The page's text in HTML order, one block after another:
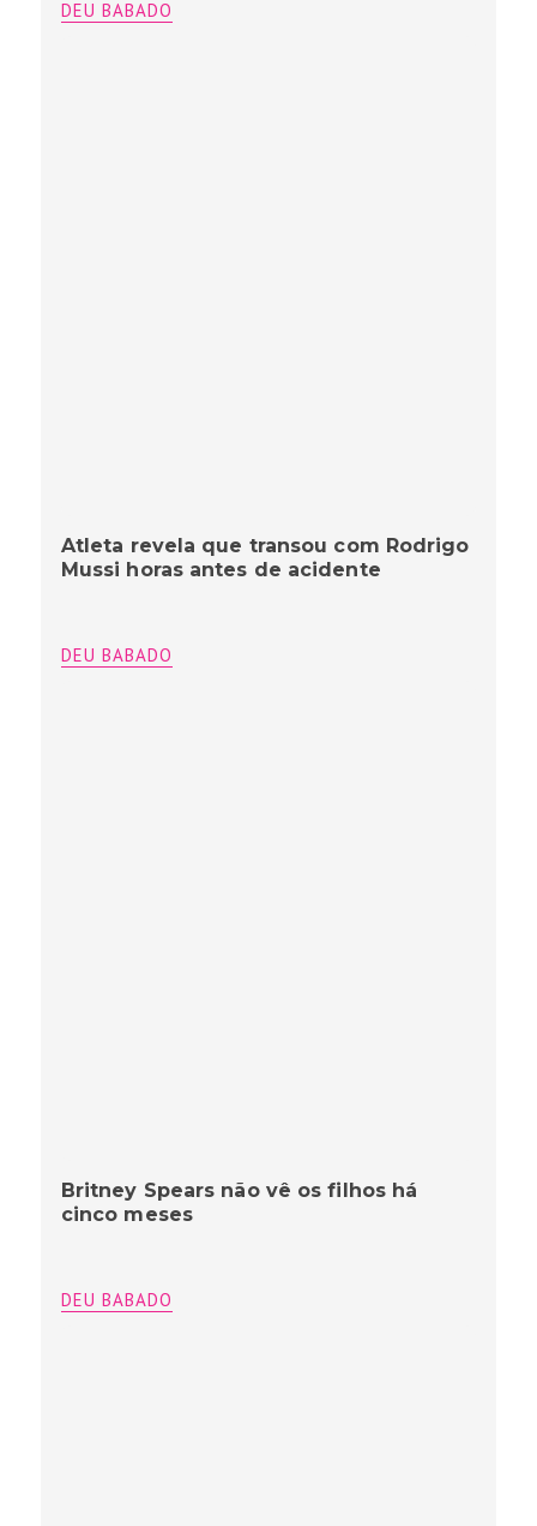
DEU BABADO
Atleta revela que transou com Rodrigo
Mussi horas antes de acidente
DEU BABADO
Britney Spears não vê os filhos há
cinco meses
DEU BABADO